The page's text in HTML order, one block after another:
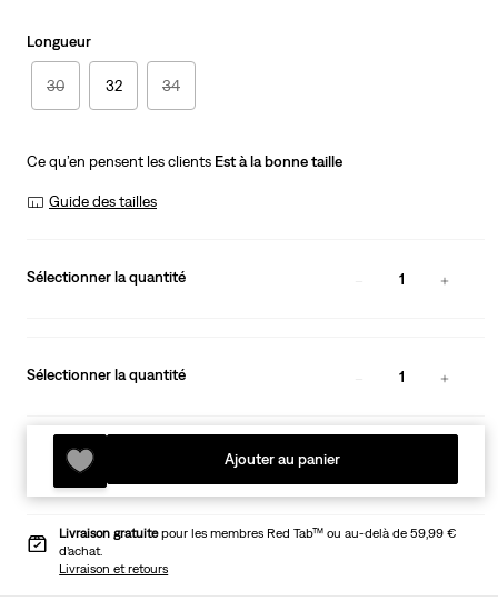
Longueur
30 32 34
Ce qu’en pensent les clients Est à la bonne taille
Guide des tailles
Sélectionner la quantité 1
Sélectionner la quantité 1
Ajouter au panier
Livraison gratuitepour les membres Red Tab™ ou au-delà de 59,99 €
d’achat.
Livraison et retours